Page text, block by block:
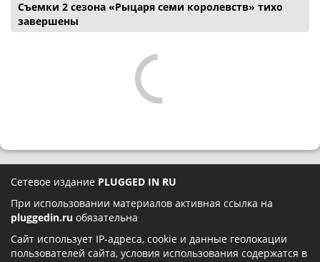
Съемки 2 сезона «Рыцаря семи королевств» тихо
завершены
Сетевое издание PLUGGED IN RU
При использовании материалов активная ссылка на
pluggedin.ru обязательна
Сайт использует IP-адреса, cookie и данные геолокации
пользователей сайта, условия использования содержатся в